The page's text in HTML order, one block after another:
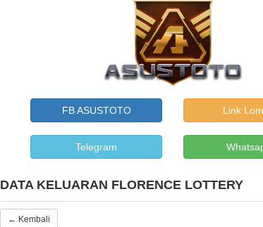
FB ASUSTOTO Link
Telegram
DATA KELUARAN FLORENCE LOTTERY
← Kembali